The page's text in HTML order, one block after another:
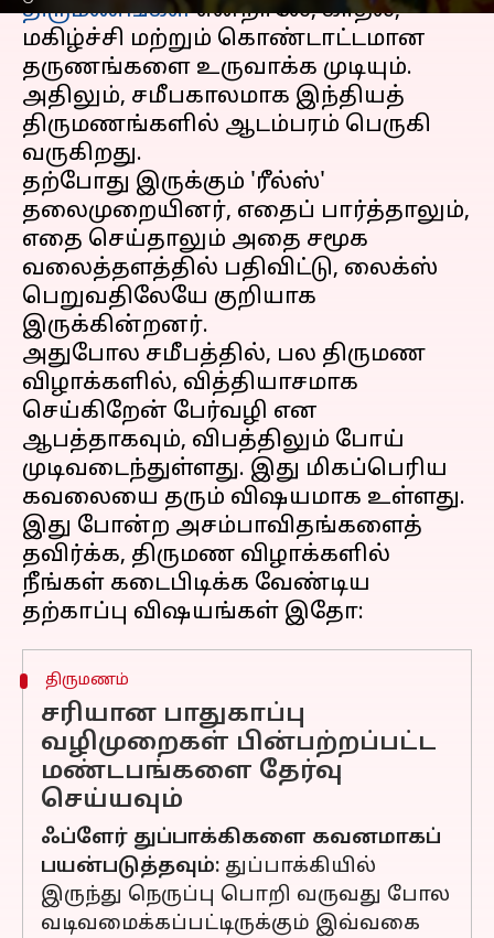
திருமணங்கள்என்றாலே, காதல்,
மகிழ்ச்சி மற்றும் கொண்டாட்டமான
தருணங்களை உருவாக்க முடியும்.
அதிலும், சமீபகாலமாக இந்தியத்
திருமணங்களில் ஆடம்பரம் பெருகி
வருகிறது.
தற்போது இருக்கும் 'ரீல்ஸ்'
தலைமுறையினர், எதைப் பார்த்தாலும்,
எதை செய்தாலும் அதை சமூக
வலைத்தளத்தில் பதிவிட்டு, லைக்ஸ்
பெறுவதிலேயே குறியாக
இருக்கின்றனர்.
அதுபோல சமீபத்தில், பல திருமண
விழாக்களில், வித்தியாசமாக
செய்கிறேன் பேர்வழி என
ஆபத்தாகவும், விபத்திலும் போய்
முடிவடைந்துள்ளது. இது மிகப்பெரிய
கவலையை தரும் விஷயமாக உள்ளது.
இது போன்ற அசம்பாவிதங்களைத்
தவிர்க்க, திருமண விழாக்களில்
நீங்கள் கடைபிடிக்க வேண்டிய
திருமணம்
சரியான பாதுகாப்பு
வழிமுறைகள் பின்பற்றப்பட்ட
மண்டபங்களை தேர்வு
செய்யவும்
ஃப்ளேர் துப்பாக்கிகளை கவனமாகப்
பயன்படுத்தவும்: துப்பாக்கியில்
இருந்து நெருப்பு பொறி வருவது போல
வடிவமைக்கப்பட்டிருக்கும் இவ்வகை